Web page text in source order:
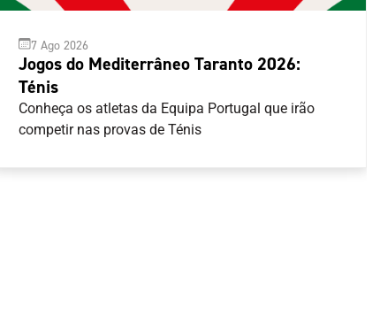
7 Ago 2026
Jogos do Mediterrâneo Taranto 2026:
Ténis
Conheça os atletas da Equipa Portugal que irão
competir nas provas de Ténis